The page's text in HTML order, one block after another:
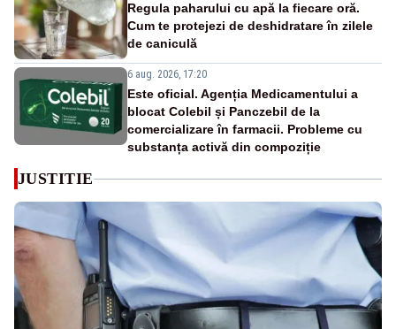
Regula paharului cu apă la fiecare oră.
Cum te protejezi de deshidratare în zilele
de caniculă
6 aug. 2026, 17:20
Este oficial. Agenția Medicamentului a
blocat Colebil și Panczebil de la
comercializare în farmacii. Probleme cu
substanța activă din compoziție
JUSTITIE